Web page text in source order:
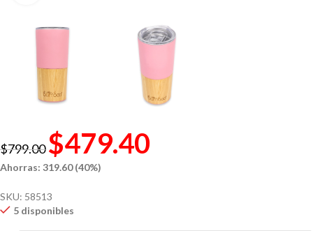
$799.00 $479.40
Ahorras: 319.60 (40%)
SKU: 58513
5 disponibles